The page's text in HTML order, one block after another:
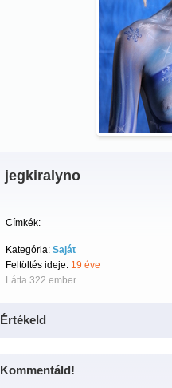
jegkiralyno
Címkék:
Kategória: Saját
Feltöltés ideje: 19 éve
Látta 322 ember.
Értékeld
Kommentáld!